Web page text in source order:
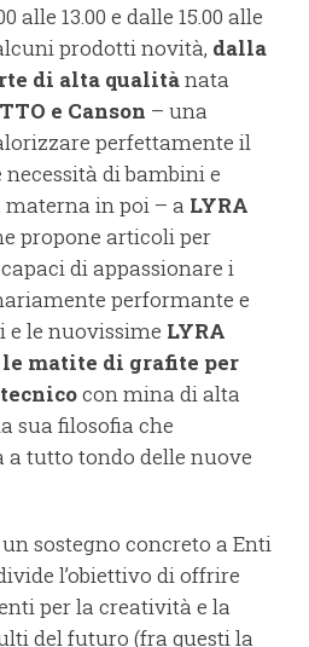
alle 13.00 e dalle 15.00 alle
prodotti novità, dalla
di alta qualitànata
e Canson – una
perfettamente il
di bambini e
in poi – a LYRA
propone articoli per
di appassionare i
performante e
e le nuovissime LYRA
le matite di grafite per
con mina di alta
sua filosofia che
tutto tondo delle nuove
sostegno concreto a Enti
l’obiettivo di offrire
per la creatività e la
del futuro (fra questi la